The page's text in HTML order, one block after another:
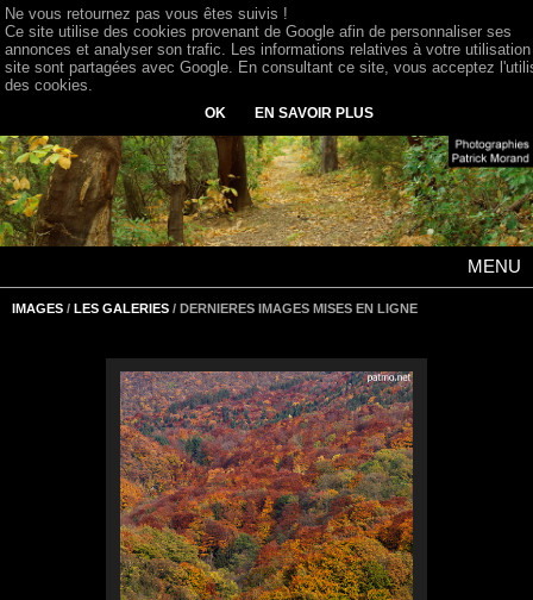
MENU
IMAGES / LES GALERIES / DERNIERES IMAGES MISES EN LIGNE
Ne vous retournez pas vous êtes suivis !
Ce site utilise des cookies provenant de Google afin de personnaliser ses
annonces et analyser son trafic. Les informations relatives à votre
site sont partagées avec Google. En consultant ce site, vous acceptez
des cookies.
OK EN SAVOIR PLUS